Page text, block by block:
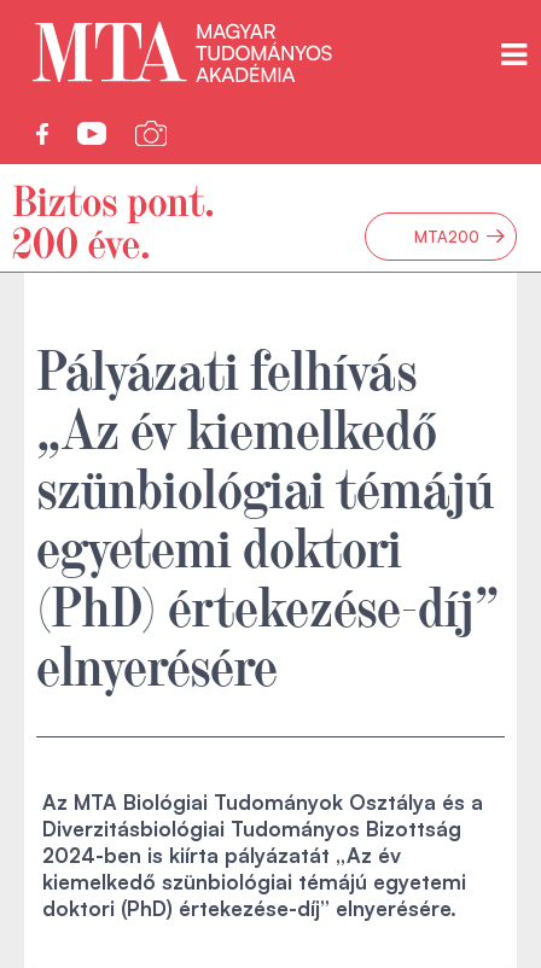
MTA200 →
Pályázati felhívás
„Az év kiemelkedő
szünbiológiai témájú
egyetemi doktori
(PhD) értekezése-díj”
elnyerésére
Az MTA Biológiai Tudományok Osztálya és a
Diverzitásbiológiai Tudományos Bizottság
2024-ben is kiírta pályázatát „Az év
kiemelkedő szünbiológiai témájú egyetemi
doktori (PhD) értekezése-díj” elnyerésére.